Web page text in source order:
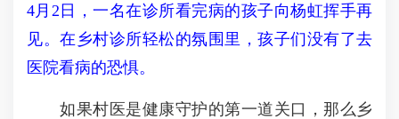
4月2日，一名在诊所看完病的孩子向杨虹挥手再
见。在乡村诊所轻松的氛围里，孩子们没有了去
医院看病的恐惧。
如果村医是健康守护的第一道关口，那么乡